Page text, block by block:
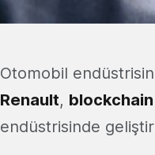
Otomobil
Renault, blockchain
endüstrisinde